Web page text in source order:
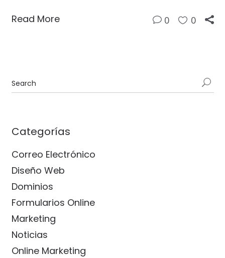
Read More 0 0
Categorías
Correo Electrónico
Diseño Web
Dominios
Formularios Online
Marketing
Noticias
Online Marketing